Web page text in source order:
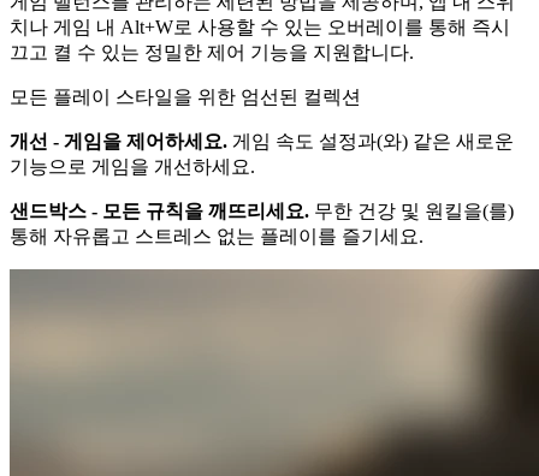
치나 게임 내 Alt+W로 사용할 수 있는 오버레이를 통해 즉시
끄고 켤 수 있는 정밀한 제어 기능을 지원합니다.
모든 플레이 스타일을 위한 엄선된 컬렉션
개선 - 게임을 제어하세요. 게임 속도 설정과(와) 같은 새로운
기능으로 게임을 개선하세요.
샌드박스 - 모든 규칙을 깨뜨리세요. 무한 건강 및 원킬을(를)
통해 자유롭고 스트레스 없는 플레이를 즐기세요.